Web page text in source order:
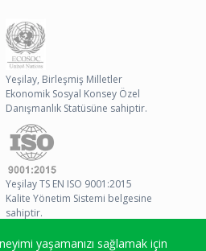
yaşamanızı sağlamak için
Yeşilay, Birleşmiş Milletler
Ekonomik Sosyal Konsey Özel
Danışmanlık Statüsüne sahiptir.
Yeşilay TS EN ISO 9001:2015
Kalite Yönetim Sistemi belgesine
sahiptir.